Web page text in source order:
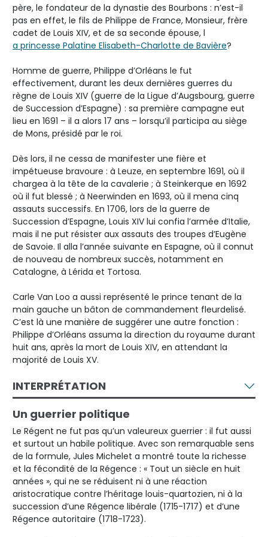
père, le fondateur de la dynastie des Bourbons : n’est-il
pas en effet, le fils de Philippe de France, Monsieur, frère
cadet de Louis XIV, et de sa seconde épouse, l
a princesse Palatine Elisabeth-Charlotte de Bavière?
Homme de guerre, Philippe d’Orléans le fut
effectivement, durant les deux dernières guerres du
règne de Louis XIV (guerre de la Ligue d’Augsbourg, guerre
de Succession d’Espagne) : sa première campagne eut
lieu en 1691 – il a alors 17 ans – lorsqu’il participa au siège
de Mons, présidé par le roi.
Dès lors, il ne cessa de manifester une fière et
impétueuse bravoure : à Leuze, en septembre 1691, où il
chargea à la tête de la cavalerie ; à Steinkerque en 1692
où il fut blessé ; à Neerwinden en 1693, où il mena cinq
assauts successifs. En 1706, lors de la guerre de
Succession d’Espagne, Louis XIV lui confia l’armée d’Italie,
mais il ne put résister aux assauts des troupes d’Eugène
de Savoie. Il alla l’année suivante en Espagne, où il connut
de nouveau de nombreux succès, notamment en
Catalogne, à Lérida et Tortosa.
Carle Van Loo a aussi représenté le prince tenant de la
main gauche un bâton de commandement fleurdelisé.
C’est là une manière de suggérer une autre fonction :
Philippe d’Orléans assuma la direction du royaume durant
huit ans, après la mort de Louis XIV, en attendant la
majorité de Louis XV.
INTERPRÉTATION
Un guerrier politique
Le Régent ne fut pas qu’un valeureux guerrier : il fut aussi
et surtout un habile politique. Avec son remarquable sens
de la formule, Jules Michelet a montré toute la richesse
et la fécondité de la Régence : « Tout un siècle en huit
années », qui ne se réduisent ni à une réaction
aristocratique contre l’héritage louis-quartozien, ni à la
succession d’une Régence libérale (1715-1717) et d’une
Régence autoritaire (1718-1723).